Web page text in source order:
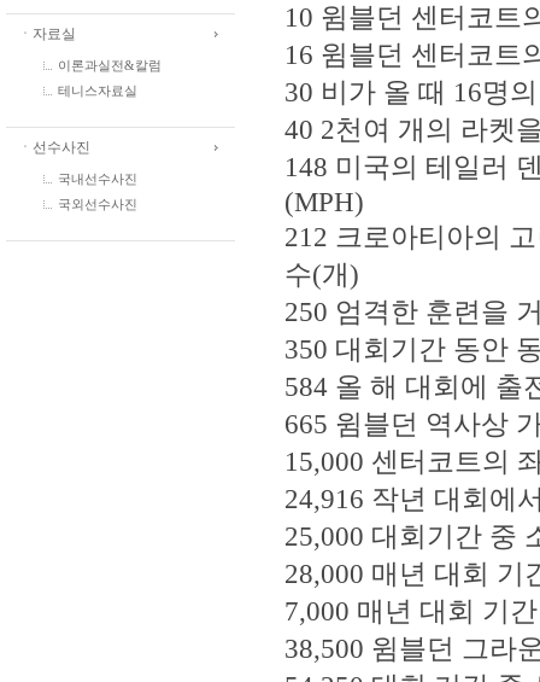
ㆍ자료실
이론과실전&칼럼
테니스자료실
ㆍ선수사진
국내선수사진
국외선수사진
10 윔블던 센터코트
16 윔블던 센터코트
30 비가 올 때 16명
40 2천여 개의 라켓
148 미국의 테일러
(MPH)
212 크로아티아의
수(개)
250 엄격한 훈련을
350 대회기간 동안
584 올 해 대회에 출
665 윔블던 역사상
15,000 센터코트의
24,916 작년 대회에
25,000 대회기간 중
28,000 매년 대회 기
7,000 매년 대회 기
38,500 윔블던 그라